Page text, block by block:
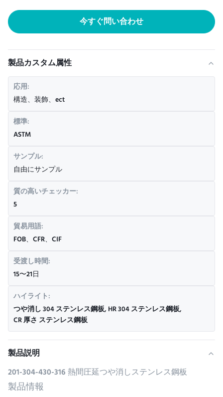
今すぐ問い合わせ
製品カスタム属性
応用:
構造、装飾、ect
標準:
ASTM
サンプル:
自由にサンプル
質の高いチェッカー:
5
貿易用語:
FOB、CFR、CIF
受渡し時間:
15〜21日
ハイライト:
つや消し 304 ステンレス鋼板,HR 304 ステンレス鋼板,
CR 厚さ ステンレス鋼板
製品説明
201-304-430-316 熱間圧延つや消しステンレス鋼板
製品情報